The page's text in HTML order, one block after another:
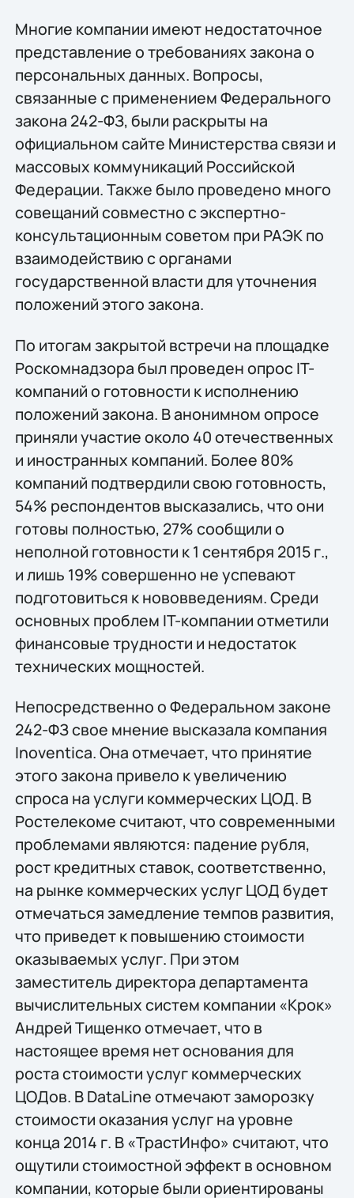
Многие компании имеют недостаточное
представление о требованиях закона о
персональных данных. Вопросы,
связанные с применением Федерального
закона 242-ФЗ, были раскрыты на
официальном сайте Министерства связи и
массовых коммуникаций Российской
Федерации. Также было проведено много
совещаний совместно с экспертно-
консультационным советом при РАЭК по
взаимодействию с органами
государственной власти для уточнения
положений этого закона.
По итогам закрытой встречи на площадке
Роскомнадзора был проведен опрос IT-
компаний о готовности к исполнению
положений закона. В анонимном опросе
приняли участие около 40 отечественных
и иностранных компаний. Более 80%
компаний подтвердили свою готовность,
54% респондентов высказались, что они
готовы полностью, 27% сообщили о
неполной готовности к 1 сентября 2015 г.,
и лишь 19% совершенно не успевают
подготовиться к нововведениям. Среди
основных проблем IT-компании отметили
финансовые трудности и недостаток
технических мощностей.
Непосредственно о Федеральном законе
242-ФЗ свое мнение высказала компания
Inoventica. Она отмечает, что принятие
этого закона привело к увеличению
спроса на услуги коммерческих ЦОД. В
Ростелекоме считают, что современными
проблемами являются: падение рубля,
рост кредитных ставок, соответственно,
на рынке коммерческих услуг ЦОД будет
отмечаться замедление темпов развития,
что приведет к повышению стоимости
оказываемых услуг. При этом
заместитель директора департамента
вычислительных систем компании «Крок»
Андрей Тищенко отмечает, что в
настоящее время нет основания для
роста стоимости услуг коммерческих
ЦОДов. В DataLine отмечают заморозку
стоимости оказания услуг на уровне
конца 2014 г. В «ТрастИнфо» считают, что
ощутили стоимостной эффект в основном
компании, которые были ориентированы